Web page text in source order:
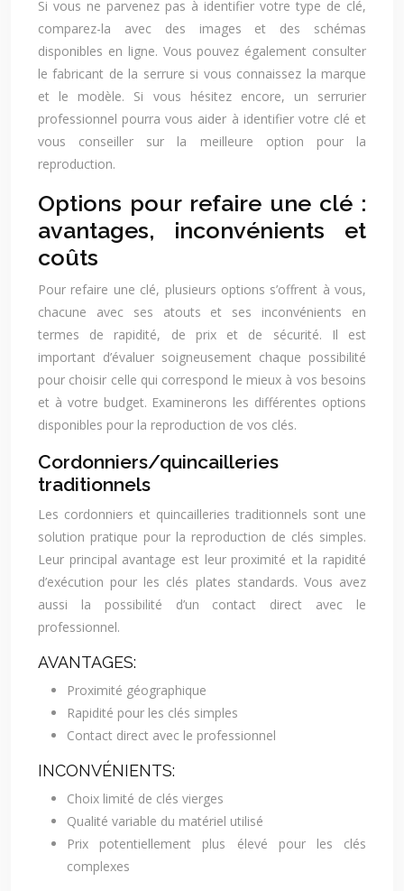
Si vous ne parvenez pas à identifier votre type de clé,
comparez-la avec des images et des schémas
disponibles en ligne. Vous pouvez également consulter
le fabricant de la serrure si vous connaissez la marque
et le modèle. Si vous hésitez encore, un serrurier
professionnel pourra vous aider à identifier votre clé et
vous conseiller sur la meilleure option pour la
reproduction.
Options pour refaire une clé :
avantages, inconvénients et
coûts
Pour refaire une clé, plusieurs options s’offrent à vous,
chacune avec ses atouts et ses inconvénients en
termes de rapidité, de prix et de sécurité. Il est
important d’évaluer soigneusement chaque possibilité
pour choisir celle qui correspond le mieux à vos besoins
et à votre budget. Examinerons les différentes options
disponibles pour la reproduction de vos clés.
Cordonniers/quincailleries
traditionnels
Les cordonniers et quincailleries traditionnels sont une
solution pratique pour la reproduction de clés simples.
Leur principal avantage est leur proximité et la rapidité
d’exécution pour les clés plates standards. Vous avez
aussi la possibilité d’un contact direct avec le
professionnel.
AVANTAGES:
Proximité géographique
Rapidité pour les clés simples
Contact direct avec le professionnel
INCONVÉNIENTS:
Choix limité de clés vierges
Qualité variable du matériel utilisé
Prix potentiellement plus élevé pour les clés
complexes